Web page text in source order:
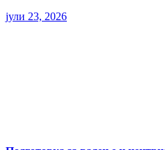
јули 23, 2026